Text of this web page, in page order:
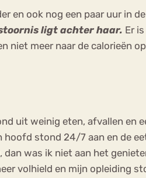
en ook nog een paar uur in
ligt achter haar. Er
meer naar de calorieën
uit weinig eten, afvallen en
stond 24/7 aan en de
was ik niet aan het
volhield en mijn opleiding